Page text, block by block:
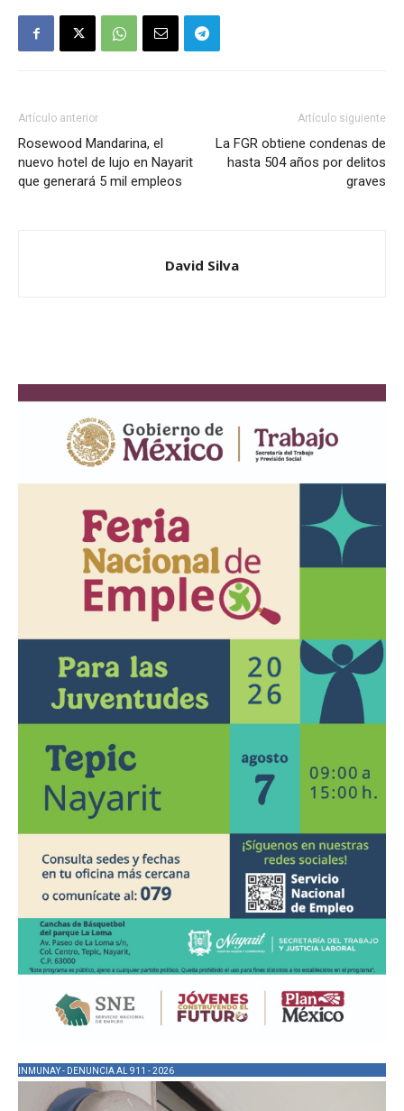
Artículo anterior
Rosewood Mandarina, el
nuevo hotel de lujo en Nayarit
que generará 5 mil empleos
Artículo siguiente
La FGR obtiene condenas de
hasta 504 años por delitos
graves
David Silva
INMUNAY - DENUNCIA AL 911 - 2026